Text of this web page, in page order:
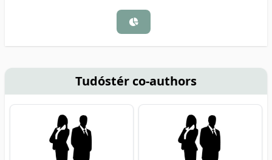
Tudóstér co-authors